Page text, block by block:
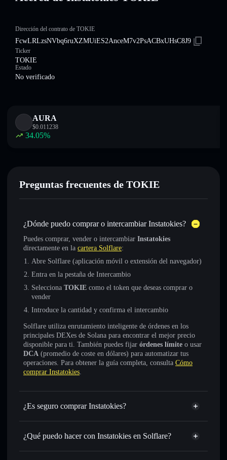
Dirección del contrato de TOKIE
FcwLRLzsNVbq6ruXZMUiES2AnceM7v2PsACBxUHsC8J9
Ticker
TOKIE
Estado
No verificado
AURA
$0.011238
34.05%
Preguntas frecuentes de TOKIE
¿Dónde puedo comprar o intercambiar Instatokies?
Puedes comprar, vender o intercambiar Instatokies
directamente en la cartera Solflare:
Abre Solflare (aplicación móvil o extensión del navegador)
Entra en la pestaña de Intercambio
Selecciona TOKIE como el token que deseas comprar o
vender
Introduce la cantidad y confirma el intercambio
Solflare utiliza enrutamiento inteligente de órdenes en los
principales DEXes de Solana para encontrar el mejor precio
disponible para ti. También puedes fijar órdenes límite o usar
DCA (promedio de coste en dólares) para automatizar tus
operaciones. Para obtener la guía completa, consulta Cómo
comprar Instatokies.
¿Es seguro comprar Instatokies?
Instatokies no está verificado
¿Qué puedo hacer con Instatokies en Solflare?
Instatokies
cartera de Solflare